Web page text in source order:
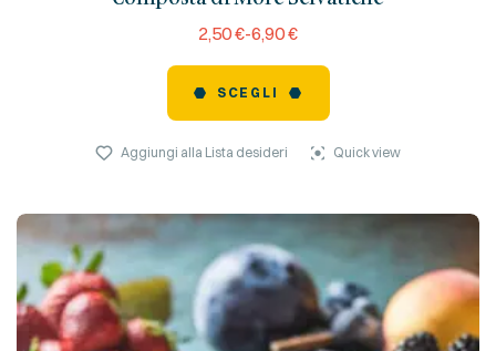
2,50€-6,90€
SCEGLI
Aggiungi alla Lista desideri Quick view